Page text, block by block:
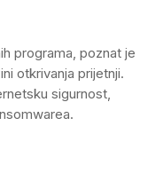
programa, poznat je
otkrivanja prijetnji.
sigurnost,